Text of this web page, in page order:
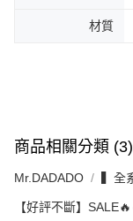
材質
商品相關分類 (3)
Mr.DADADO ▍全
【好評不斷】